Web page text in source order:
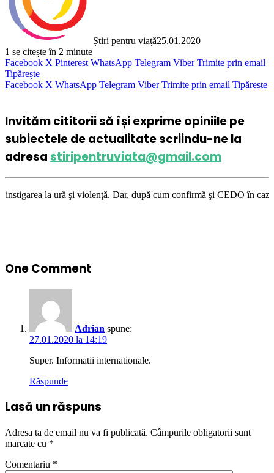
Știri pentru viață25.01.2020
1 se citește în 2 minute
Facebook X Pinterest WhatsApp Telegram Viber Trimite prin email
Tipărește
Facebook X WhatsApp Telegram Viber Trimite prin email Tipărește
Invităm cititorii să își exprime opiniile pe
subiectele de actualitate scriindu-ne la
adresastiripentruviata@gmail.com
ură şi violenţă. Dar, după cum confirmă şi CEDO în cazul
One Comment
Adrian spune:
27.01.2020 la 14:19
Super. Informatii internationale.
Răspunde
Lasă un răspuns
Adresa ta de email nu va fi publicată. Câmpurile obligatorii sunt
marcate cu *
Comentariu *